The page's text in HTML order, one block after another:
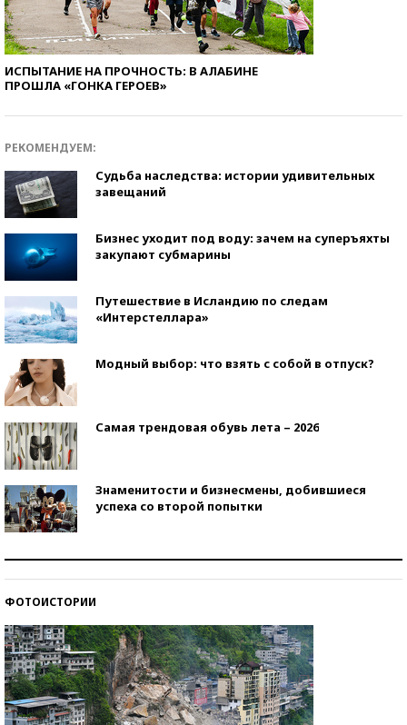
ИСПЫТАНИЕ НА ПРОЧНОСТЬ: В АЛАБИНЕ
ПРОШЛА «ГОНКА ГЕРОЕВ»
РЕКОМЕНДУЕМ:
Судьба наследства: истории удивительных
завещаний
Бизнес уходит под воду: зачем на суперъяхты
закупают субмарины
Путешествие в Исландию по следам
«Интерстеллара»
Модный выбор: что взять с собой в отпуск?
Самая трендовая обувь лета – 2026
Знаменитости и бизнесмены, добившиеся
успеха со второй попытки
ФОТОИСТОРИИ